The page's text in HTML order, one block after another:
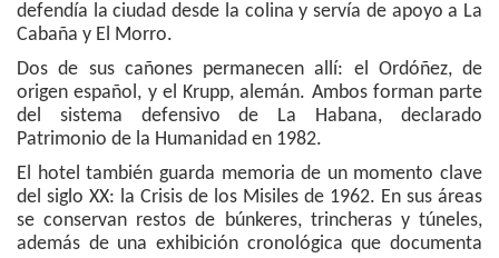
defendía la ciudad desde la colina y servía de apoyo a La
Cabaña y El Morro.
Dos de sus cañones permanecen allí: el Ordóñez, de
origen español, y el Krupp, alemán. Ambos forman parte
del sistema defensivo de La Habana, declarado
Patrimonio de la Humanidad en 1982.
El hotel también guarda memoria de un momento clave
del siglo XX: la Crisis de los Misiles de 1962. En sus áreas
se conservan restos de búnkeres, trincheras y túneles,
además de una exhibición cronológica que documenta